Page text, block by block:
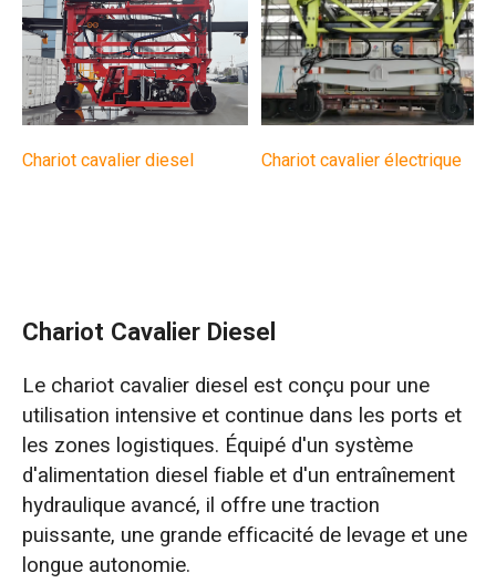
Chariot cavalier diesel Chariot cavalier électrique
Chariot Cavalier Diesel
Le chariot cavalier diesel est conçu pour une
utilisation intensive et continue dans les ports et
les zones logistiques. Équipé d'un système
d'alimentation diesel fiable et d'un entraînement
hydraulique avancé, il offre une traction
puissante, une grande efficacité de levage et une
longue autonomie.